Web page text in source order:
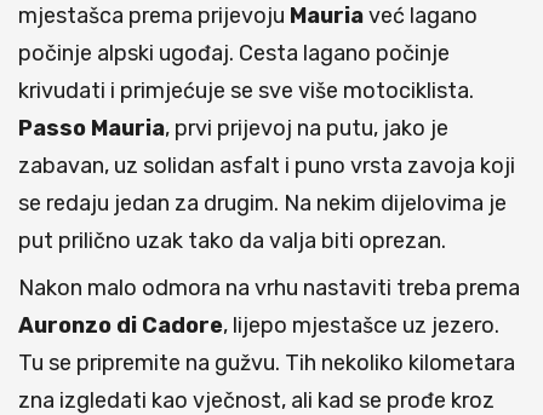
mjestašca prema prijevoju Mauriaveć lagano
počinje alpski ugođaj. Cesta lagano počinje
krivudati i primjećuje se sve više motociklista.
Passo Mauria, prvi prijevoj na putu, jako je
zabavan, uz solidan asfalt i puno vrsta zavoja koji
se redaju jedan za drugim. Na nekim dijelovima je
put prilično uzak tako da valja biti oprezan.
Nakon malo odmora na vrhu nastaviti treba prema
Auronzo di Cadore, lijepo mjestašce uz jezero.
Tu se pripremite na gužvu. Tih nekoliko kilometara
zna izgledati kao vječnost, ali kad se prođe kroz